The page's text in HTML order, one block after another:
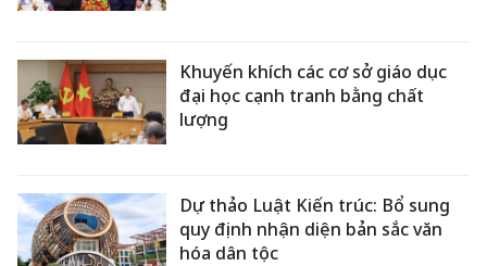
Khuyến khích các cơ sở giáo dục
đại học cạnh tranh bằng chất
lượng
Dự thảo Luật Kiến trúc: Bổ sung
quy định nhận diện bản sắc văn
hóa dân tộc